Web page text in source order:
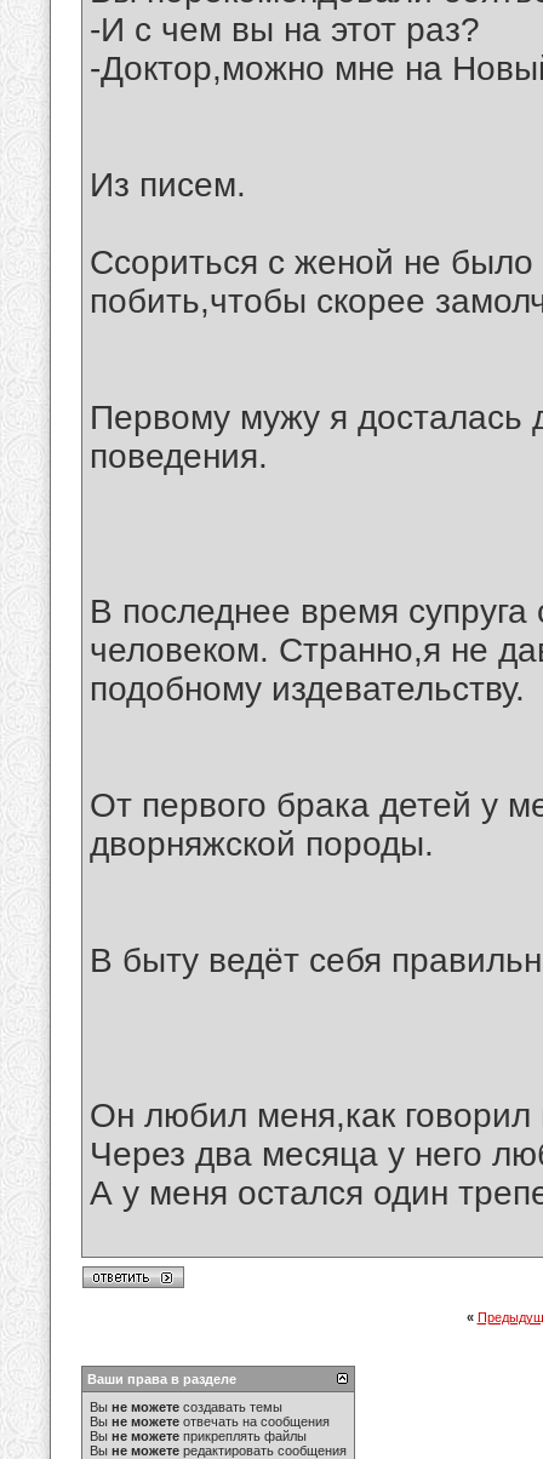
-И с чем вы на этот раз?
-Доктор,можно мне на
Из писем.
Ссориться с женой не
побить,чтобы скорее
Первому мужу я досталась
поведения.
В последнее время
человеком. Странно,я не
подобному издевательству.
От первого брака детей у
дворняжской породы.
В быту ведёт себя
Он любил меня,как говорил
Через два месяца у него
А у меня остался один
«
Ваши права в разделе
Вы не можете создавать темы
Вы не можете отвечать на сообщения
Вы не можете прикреплять файлы
Вы не можете редактировать сообщения